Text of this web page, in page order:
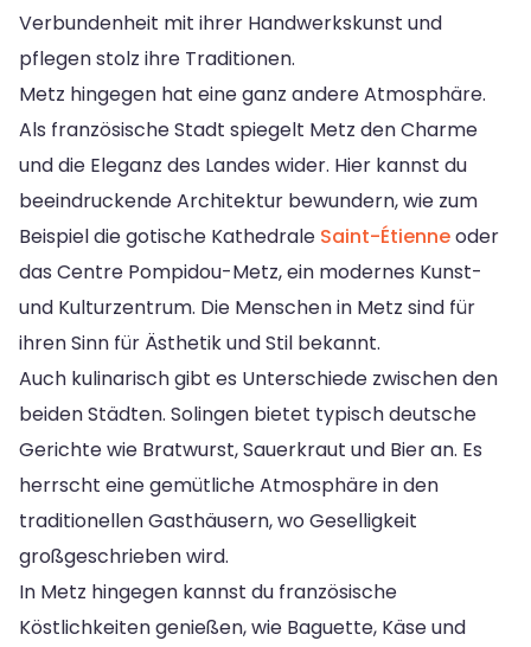
Verbundenheit mit ihrer Handwerkskunst und
pflegen stolz ihre Traditionen.
Metz hingegen hat eine ganz andere Atmosphäre.
Als französische Stadt spiegelt Metz den Charme
und die Eleganz des Landes wider. Hier kannst du
beeindruckende Architektur bewundern, wie zum
Beispiel die gotische Kathedrale Saint-Étienneoder
das Centre Pompidou-Metz, ein modernes Kunst-
und Kulturzentrum. Die Menschen in Metz sind für
ihren Sinn für Ästhetik und Stil bekannt.
Auch kulinarisch gibt es Unterschiede zwischen den
beiden Städten. Solingen bietet typisch deutsche
Gerichte wie Bratwurst, Sauerkraut und Bier an. Es
herrscht eine gemütliche Atmosphäre in den
traditionellen Gasthäusern, wo Geselligkeit
großgeschrieben wird.
In Metz hingegen kannst du französische
Köstlichkeiten genießen, wie Baguette, Käse und